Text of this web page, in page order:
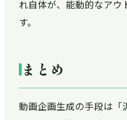
れ自体が、能動的なアウ
す。
まとめ
動画企画生成の手段は「